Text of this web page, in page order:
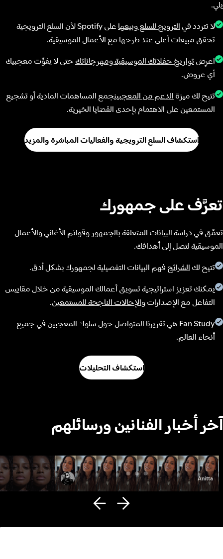
يلي.
لا تتردد في الترويج للسلع وبيعها
على Spotify لأن السلع الترويجية
تحقق مبيعات أعلى عند طرحها مع الأعمال الموسيقية.
اعرِض تواريخ حفلاتك الموسيقية ومهرجاناتك حتى لا يفوِّت معجبيك
أي عروض.
تتيح لك ميزة الدعم من المعجبينجمع المساهمات المادية أو تشجيع
المستمعين على الاهتمام بإحدى القضايا الخيرية.
استكشاف السلع الترويجية والفعاليات المباشرة والمزيد
تعرَّف على جمهورك
تعمَّق في دراسة البيانات المتعلقة بالجمهور وقوائم الأغاني والأعمال
الموسيقية لتصل إلى أهدافك.
تتيح لك الشرائح فهم البيانات التفصيلية لجمهورك بشكل أدق.
يمكنك تعزيز استراتيجية تسويق أعمالك الموسيقية من خلال مقاييس
التفاعل مع الإصدارات والإحالات الناجحة للمستمعين.
Fan Study هي تقريرنا المتواصل حول سلوك المعجبين في جميع
أنحاء العالم.
استكشاف التحليلات
آخر أخبار الفنانين ورسائلهم
Anitta
Fana Hues